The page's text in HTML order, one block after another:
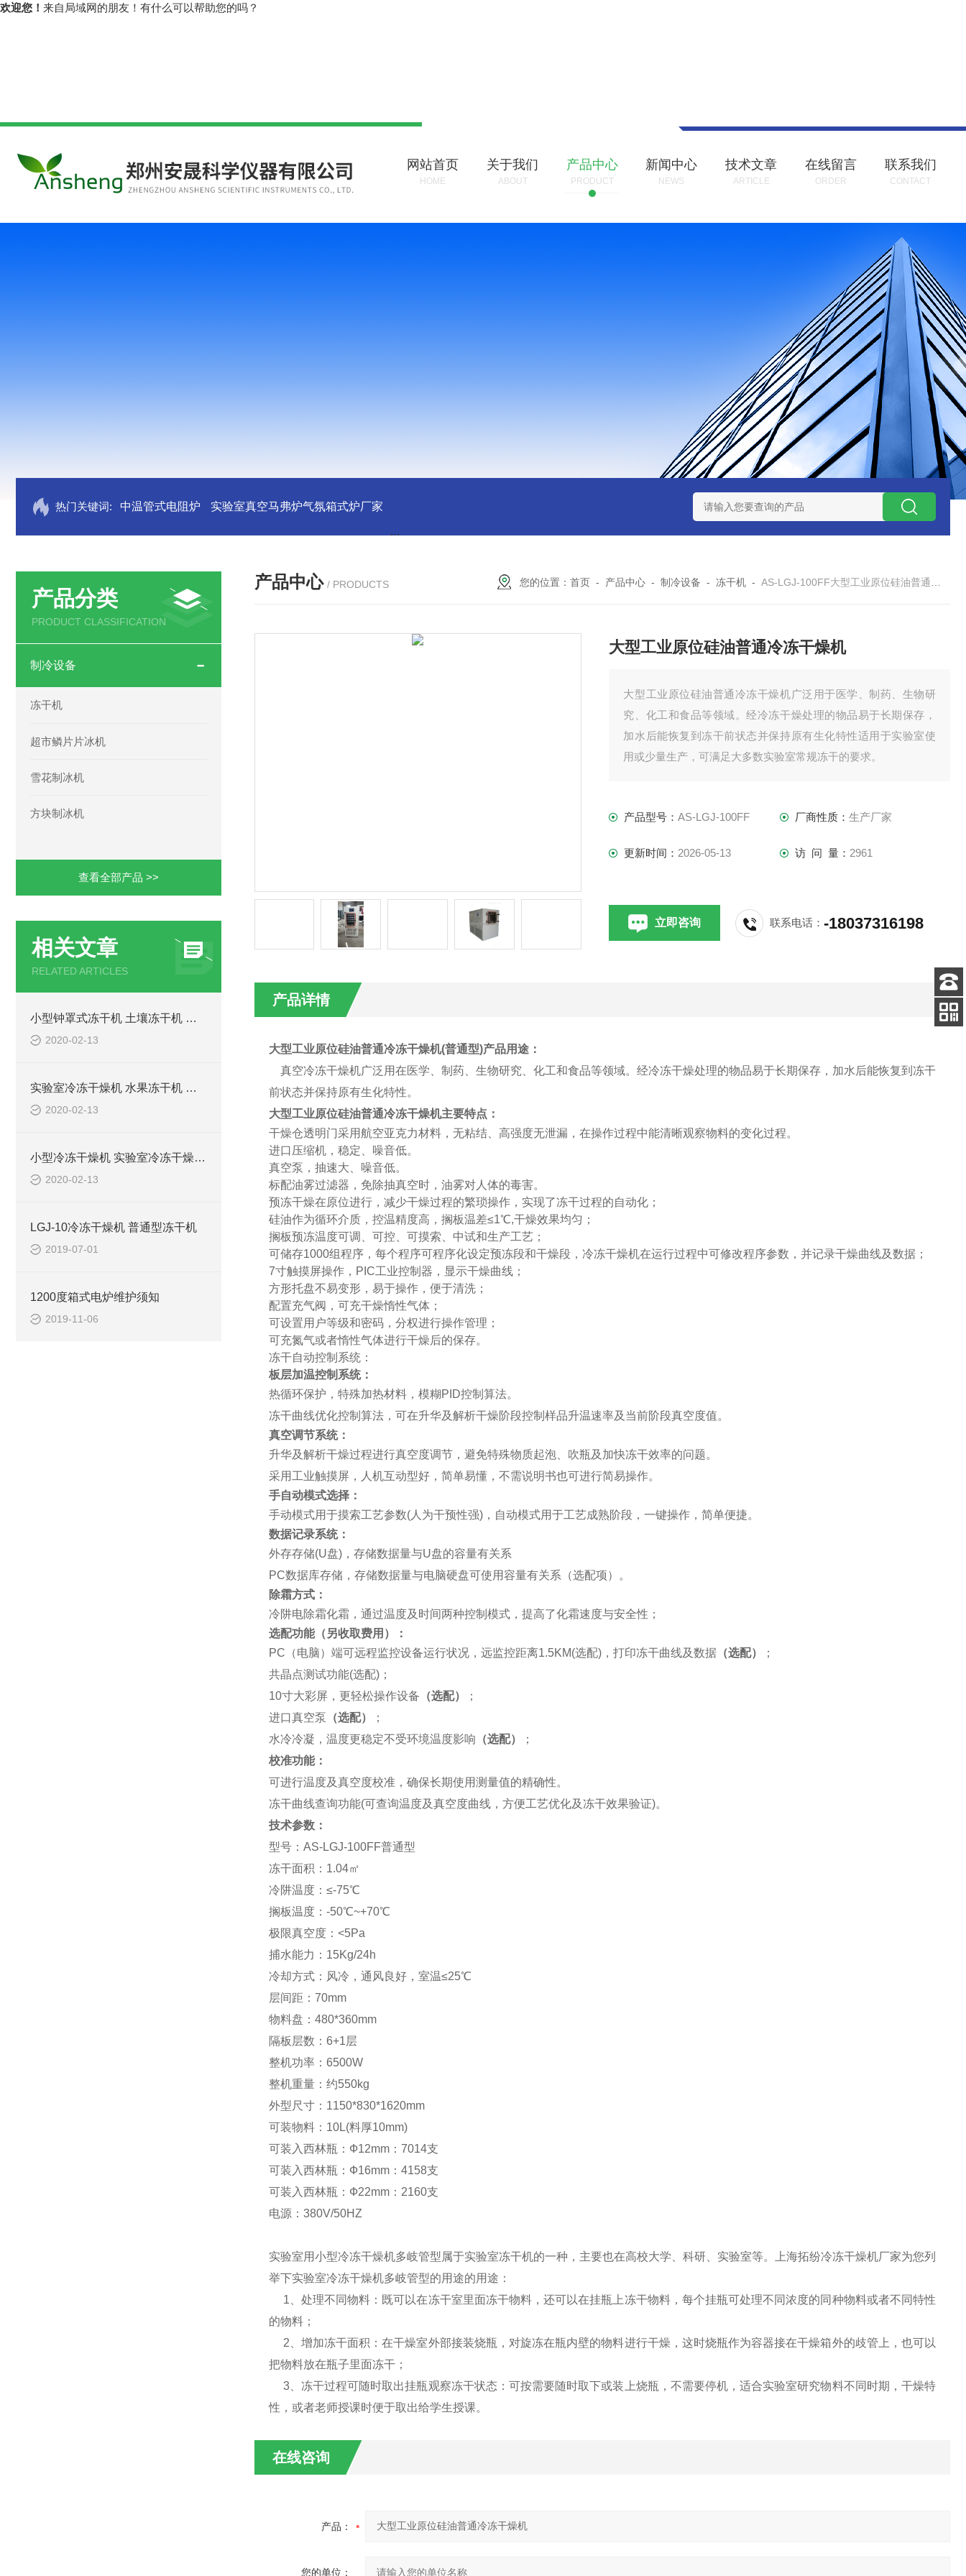
欢迎您！ 来自局域网的朋友！有什么可以帮助您的吗？
网站首页
HOME
关于我们
ABOUT
产品中心
PRODUCT
新闻中心
NEWS
技术文章
ARTICLE
在线留言
ORDER
联系我们
CONTACT
热门关键词: 中温管式电阻炉 实验室真空马弗炉气氛箱式炉厂家 SX2-9-17TP高温实验用热失重马弗炉 实验室小型高温马弗炉 陶瓷纤维
产品分类
PRODUCT CLASSIFICATION
制冷设备
冻干机
超市鳞片片冰机
雪花制冰机
方块制冰机
查看全部产品 >>
相关文章
RELATED ARTICLES
小型钟罩式冻干机 土壤冻干机 低温冻干机 科研分析冻干机
2020-02-13
实验室冷冻干燥机 水果冻干机 生物样品冷冻干燥机
2020-02-13
小型冷冻干燥机 实验室冷冻干燥机 虫草冻干机 食品冻干机
2020-02-13
LGJ-10冷冻干燥机 普通型冻干机
2019-07-01
1200度箱式电炉维护须知
2019-11-06
产品中心 / PRODUCTS 您的位置：首页 - 产品中心 -制冷设备 -冻干机 -AS-LGJ-100FF大型工业原位硅油普通冷冻干燥机
大型工业原位硅油普通冷冻干燥机
大型工业原位硅油普通冷冻干燥机广泛用于医学、制药、生物研
究、化工和食品等领域。经冷冻干燥处理的物品易于长期保存，
加水后能恢复到冻干前状态并保持原有生化特性适用于实验室使
用或少量生产，可满足大多数实验室常规冻干的要求。
产品型号：AS-LGJ-100FF 厂商性质： 生产厂家
更新时间： 2026-05-13 访 问 量： 2961
立即咨询 联系电话：-18037316198
产品详情
大型工业原位硅油普通冷冻干燥机(普通型)产品用途：
真空冷冻干燥机广泛用在医学、制药、生物研究、化工和食品等领域。经冷冻干燥处理的物品易于长期保存，加水后能恢复到冻干
前状态并保持原有生化特性。
大型工业原位硅油普通冷冻干燥机主要特点：
干燥仓透明门采用航空亚克力材料，无粘结、高强度无泄漏 ，在操作过程中能清晰观察物料的变化过程。
进口压缩机，稳定、噪音低。
真空泵，抽速大、噪音低。
标配油雾过滤器 ， 免除抽真空时，油雾对人体的毒害。
预冻干燥在原位进行，减少干燥过程的繁琐操作，实现了冻干过程的自动化；
硅油作为循环介质，控温精度高，搁板温差≤1℃,干燥效果均匀；
搁板预冻温度可调、可控、可摸索、中试和生产工艺；
可储存1000组程序，每个程序可程序化设定预冻段和干燥段，冷冻干燥机在运行过程中可修改程序参数，并记录干燥曲线及数据；
7寸触摸屏操作，PIC工业控制器，显示干燥曲线；
方形托盘不易变形，易于操作，便于清洗；
配置充气阀，可充干燥惰性气体；
可设置用户等级和密码，分权进行操作管理；
可充氮气或者惰性气体进行干燥后的保存。
冻干自动控制系统：
板层加温控制系统：
热循环保护，特殊加热材料，模糊PID控制算法。
冻干曲线优化控制算法，可在升华及解析干燥阶段控制样品升温速率及当前阶段真空度值。
真空调节系统：
升华及解析干燥过程进行真空度调节，避免特殊物质起泡、吹瓶及加快冻干效率的问题。
采用工业触摸屏，人机互动型好，简单易懂，不需说明书也可进行简易操作。
手自动模式选择：
手动模式用于摸索工艺参数(人为干预性强)，自动模式用于工艺成熟阶段，一键操作，简单便捷。
数据记录系统：
外存存储(U盘)，存储数据量与U盘的容量有关系
PC数据库存储，存储数据量与电脑硬盘可使用容量有关系 （选配项）
。
除霜方式：
冷阱电除霜化霜，通过温度及时间两种控制模式，提高了化霜速度与安全性；
选配功能（另收取费用）
：
PC （电脑）端可远程监控设备运行状况，远监控距离1.5KM(选配)，打印冻干曲线及数据（选配）
；
共晶点测试功能(选配)；
10寸大彩屏，更轻松操作设备 （选配）
；
进口真空泵 （选配）
；
水冷冷凝，温度更稳定不受环境温度影响 （选配）
；
校准功能：
可进行温度及真空度校准，确保长期使用测量值的精确性。
冻干曲线查询功能(可查询温度及真空度曲线，方便工艺优化及冻干效果验证)。
技术参数：
型号： AS-LGJ-100FF普通型
冻干面积：1.04㎡
冷阱温度：≤-75℃
搁板温度：-50℃~+70℃
极限真空度：<5Pa
捕水能力：15Kg/24h
冷却方式：风冷，通风良好，室温≤25℃
层间距：70mm
物料盘：480*360mm
隔板层数：6+1层
整机功率：6500W
整机重量：约550kg
外型尺寸： 1150*830*1620mm
可装物料：10L(料厚10mm)
可装入西林瓶：Ф12mm：7014支
可装入西林瓶：Ф16mm：4158支
可装入西林瓶：Ф22mm：2160支
电源：380V/50HZ
实验室用小型冷冻干燥机多岐管型属于实验室冻干机的一种，主要也在高校大学、科研、实验室等。上海拓纷冷冻干燥机厂家为您列
举下实验室冷冻干燥机多岐管型的用途的用途：
1、处理不同物料：既可以在冻干室里面冻干物料，还可以在挂瓶上冻干物料，每个挂瓶可处理不同浓度的同种物料或者不同特性
的物料；
2、增加冻干面积：在干燥室外部接装烧瓶，对旋冻在瓶内壁的物料进行干燥，这时烧瓶作为容器接在干燥箱外的歧管上，也可以
把物料放在瓶子里面冻干；
3、冻干过程可随时取出挂瓶观察冻干状态：可按需要随时取下或装上烧瓶，不需要停机，适合实验室研究物料不同时期，干燥特
性，或者老师授课时便于取出给学生授课。
在线咨询
产品：
您的单位：
客服
电话